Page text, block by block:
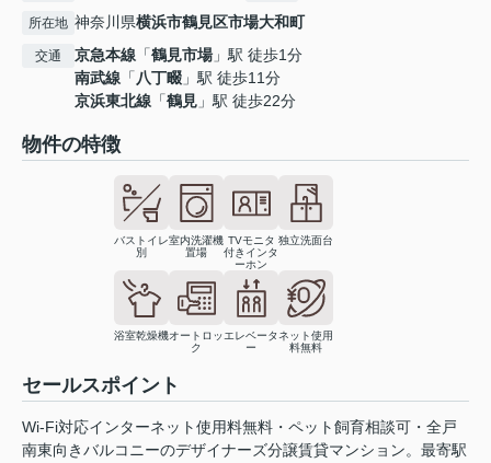
所在地 神奈川県横浜市鶴見区市場大和町
交通 京急本線 「鶴見市場」駅 徒歩1分
南武線 「八丁畷 」駅 徒歩11分
京浜東北線 「鶴見 」駅 徒歩22分
物件の特徴
バストイレ
別
室内洗濯機
置場
TVモニタ
付きインタ
ーホン
独立洗面台
浴室乾燥機オートロッ
ク
エレベータ
ー
ネット使用
料無料
セールスポイント
Wi-Fi対応インターネット使用料無料・ペット飼育相談可・全戸
南東向きバルコニーのデザイナーズ分譲賃貸マンション。最寄駅